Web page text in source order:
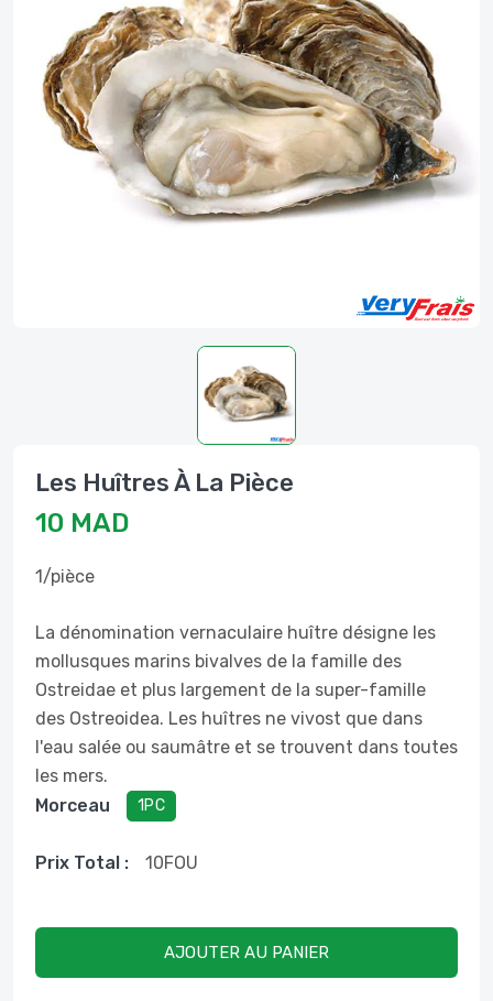
Les Huîtres À La Pièce
10 MAD
1/pièce
La dénomination vernaculaire huître désigne les
mollusques marins bivalves de la famille des
Ostreidae et plus largement de la super-famille
des Ostreoidea. Les huîtres ne vivost que dans
l'eau salée ou saumâtre et se trouvent dans toutes
les mers.
Morceau
1PC
Prix ​​total : 10FOU
AJOUTER AU PANIER